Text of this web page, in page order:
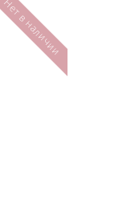
Нет в наличии